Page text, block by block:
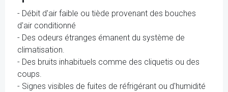
- Débit d'air faible ou tiède provenant des bouches
d'air conditionné
- Des odeurs étranges émanent du système de
climatisation.
- Des bruits inhabituels comme des cliquetis ou des
coups.
- Signes visibles de fuites de réfrigérant ou d'humidité